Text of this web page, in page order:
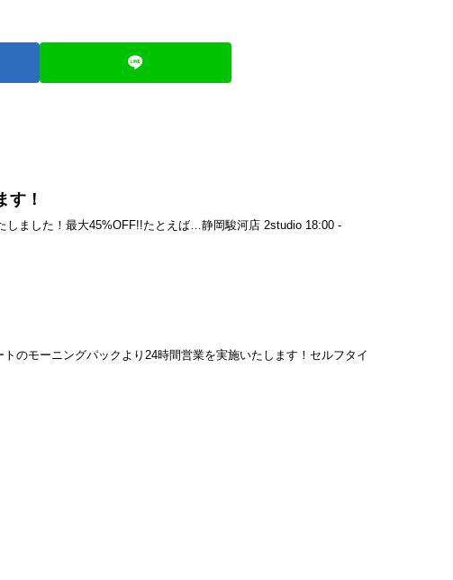
す！
しました！最大45%OFF!!たとえば…静岡駿河店 2studio 18:00 -
のモーニングパックより24時間営業を実施いたします！セルフタイ